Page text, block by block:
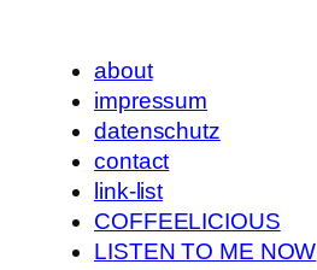
about
impressum
datenschutz
contact
link-list
COFFEELICIOUS
LISTEN TO ME NOW